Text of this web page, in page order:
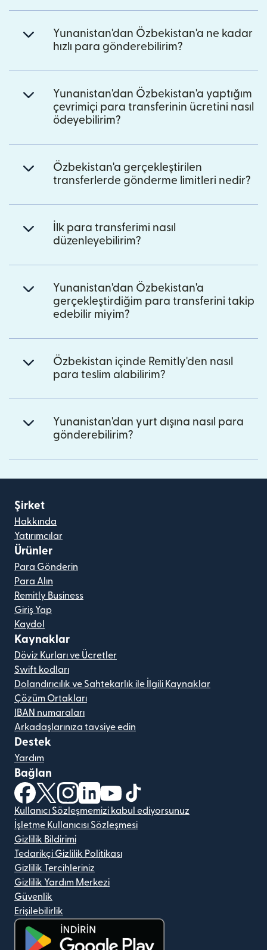
Yunanistan'dan Özbekistan'a ne kadar
hızlı para gönderebilirim?
Yunanistan'dan Özbekistan'a yaptığım
çevrimiçi para transferinin ücretini nasıl
ödeyebilirim?
Özbekistan'a gerçekleştirilen
transferlerde gönderme limitleri nedir?
İlk para transferimi nasıl
düzenleyebilirim?
Yunanistan'dan Özbekistan'a
gerçekleştirdiğim para transferini takip
edebilir miyim?
Özbekistan içinde Remitly'den nasıl
para teslim alabilirim?
Yunanistan'dan yurt dışına nasıl para
gönderebilirim?
Şirket
Hakkında
Yatırımcılar
Ürünler
Para Gönderin
Para Alın
Remitly Business
Giriş Yap
Kaydol
Kaynaklar
Döviz Kurları ve Ücretler
Swift kodları
Dolandırıcılık ve Sahtekarlık ile İlgili Kaynaklar
Çözüm Ortakları
IBAN numaraları
Arkadaşlarınıza tavsiye edin
Destek
Yardım
Bağlan
(yeni pencerede açılır)
(yeni pencerede açılır)
(yeni pencerede açılır)
(yeni pencerede açılır)
(yeni pencerede açılır)
Kullanıcı Sözleşmemizi kabul ediyorsunuz
İşletme Kullanıcısı Sözleşmesi
Gizlilik Bildirimi
Tedarikçi Gizlilik Politikası
Gizlilik Tercihleriniz
Gizlilik Yardım Merkezi
Güvenlik
Erişilebilirlik